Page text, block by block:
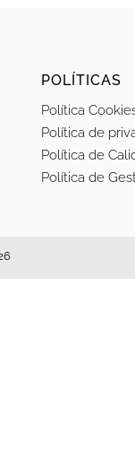
POLÍTICAS
Política
Política de
Política de
Política de